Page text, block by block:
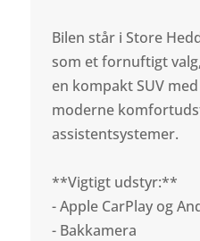
Bilen står i Store
som et fornuftigt
en kompakt SUV
moderne
assistentsystemer.
**Vigtigt udstyr:**
- Apple CarPlay og
- Bakkamera